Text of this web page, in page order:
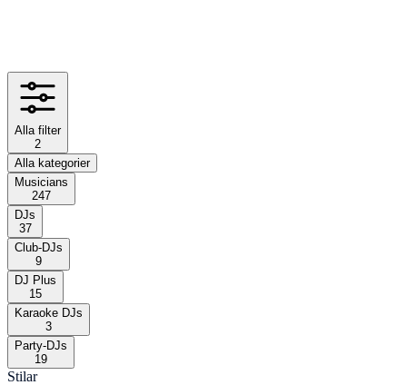
Alla filter
2
Alla kategorier
Musicians
247
DJs
37
Club-DJs
9
DJ Plus
15
Karaoke DJs
3
Party-DJs
19
Stilar